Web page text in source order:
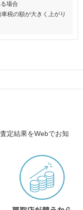
場合
税の額が大きく上がり
定結果をWebでお知